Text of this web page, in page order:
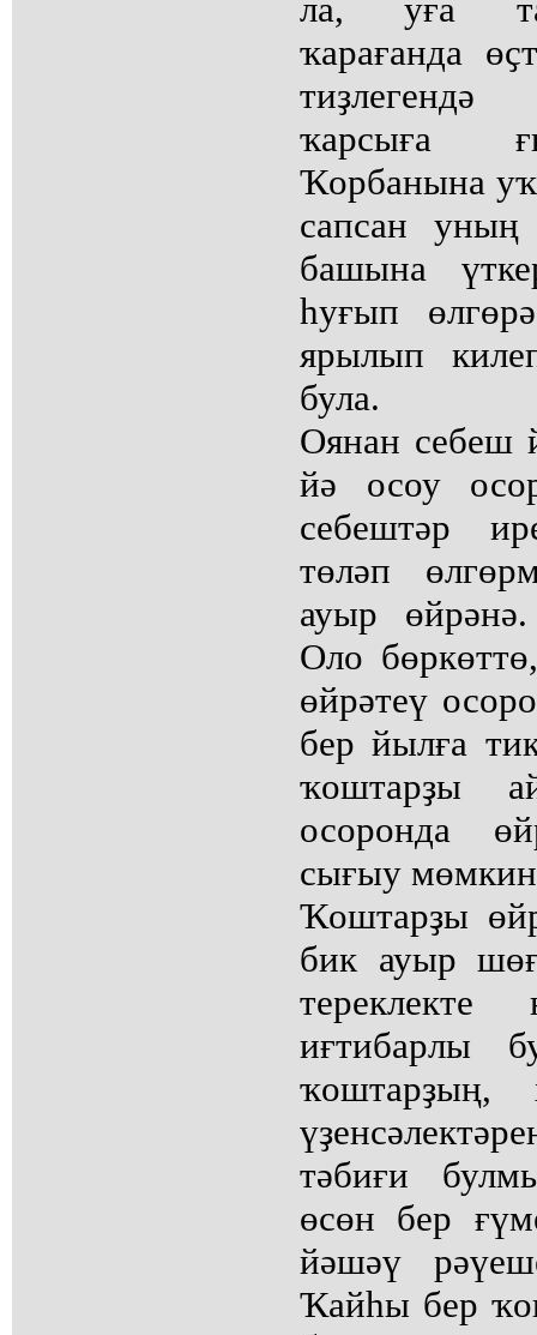
ла, уға
ҡарағанда
ҡарсыға
Ҡорбанына уҡ
сапсан
башына
һуғып
ярылып
була.
Оянан себеш
йә осоу
себештәр
төләп
ауыр
Оло
өйрәтеү
бер йылға
ҡоштарҙы
осоронда
сығыу
Ҡоштарҙы
бик ауыр
иғтибарлы
ҡоштарҙың,
тәбиғи
өсөн бер
йәшәү
Ҡайһы бер